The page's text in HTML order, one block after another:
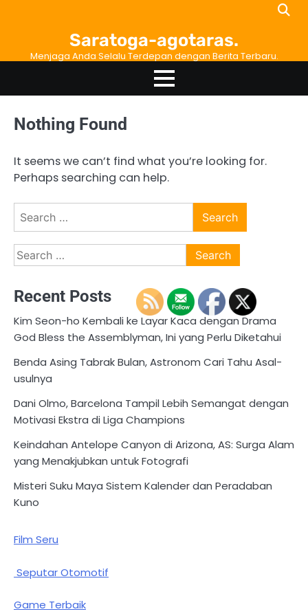
Saratoga-agotaras.
Menjaga Anda Selalu Terdepan dengan Berita Terbaru.
Nothing Found
It seems we can’t find what you’re looking for.
Perhaps searching can help.
Search
for:
Search
for:
Recent Posts
Kim Seon-ho Kembali ke Layar Kaca dengan Drama
God Bless the Assemblyman, Ini yang Perlu Diketahui
Benda Asing Tabrak Bulan, Astronom Cari Tahu Asal-
usulnya
Dani Olmo, Barcelona Tampil Lebih Semangat dengan
Motivasi Ekstra di Liga Champions
Keindahan Antelope Canyon di Arizona, AS: Surga Alam
yang Menakjubkan untuk Fotografi
Misteri Suku Maya Sistem Kalender dan Peradaban
Kuno
Film Seru
Seputar Otomotif
Game Terbaik